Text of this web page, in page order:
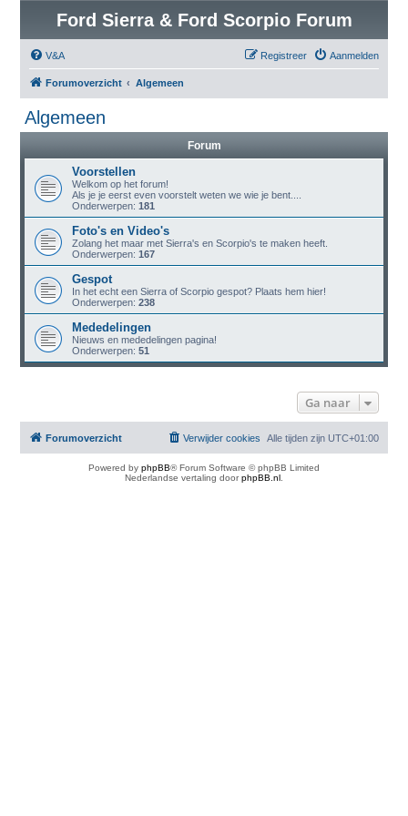
Ford Sierra & Ford Scorpio Forum
V&A Aanmelden
Registreer
Forumoverzicht Algemeen
Algemeen
Forum
Voorstellen
Welkom op het forum!
Als je je eerst even voorstelt weten we wie je bent....
Onderwerpen: 181
Foto's en Video's
Zolang het maar met Sierra's en Scorpio's te maken heeft.
Onderwerpen: 167
Gespot
In het echt een Sierra of Scorpio gespot? Plaats hem hier!
Onderwerpen: 238
Mededelingen
Nieuws en mededelingen pagina!
Onderwerpen: 51
Ga naar
Forumoverzicht Alle tijden zijn UTC+01:00
Verwijder cookies
Powered by phpBB® Forum Software © phpBB Limited
Nederlandse vertaling doorphpBB.nl